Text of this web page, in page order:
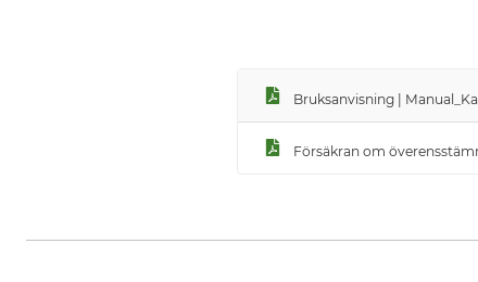
Bruksanvisning |
Försäkran om